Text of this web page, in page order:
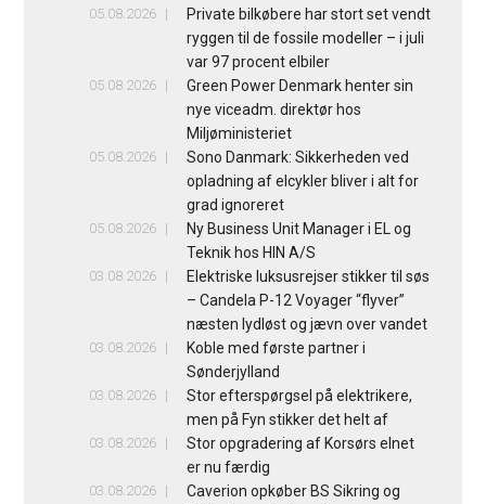
05.08.2026
Private bilkøbere har stort set vendt
ryggen til de fossile modeller – i juli
var 97 procent elbiler
05.08.2026
Green Power Denmark henter sin
nye viceadm. direktør hos
Miljøministeriet
05.08.2026
Sono Danmark: Sikkerheden ved
opladning af elcykler bliver i alt for
grad ignoreret
05.08.2026
Ny Business Unit Manager i EL og
Teknik hos HIN A/S
03.08.2026
Elektriske luksusrejser stikker til søs
– Candela P-12 Voyager “flyver”
næsten lydløst og jævn over vandet
03.08.2026
Koble med første partner i
Sønderjylland
03.08.2026
Stor efterspørgsel på elektrikere,
men på Fyn stikker det helt af
03.08.2026
Stor opgradering af Korsørs elnet
er nu færdig
03.08.2026
Caverion opkøber BS Sikring og